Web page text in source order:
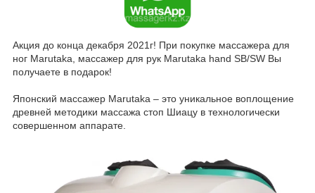
Акция до конца декабря 2021г! При покупке массажера для
ног Marutaka, массажер для рук Marutaka hand SB/SW Вы
получаете в подарок!
Японский массажер Marutaka – это уникальное воплощение
древней методики массажа стоп Шиацу в технологически
совершенном аппарате.